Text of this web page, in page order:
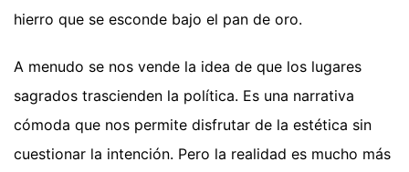
hierro que se esconde bajo el pan de oro.
A menudo se nos vende la idea de que los lugares
sagrados trascienden la política. Es una narrativa
cómoda que nos permite disfrutar de la estética sin
cuestionar la intención. Pero la realidad es mucho más